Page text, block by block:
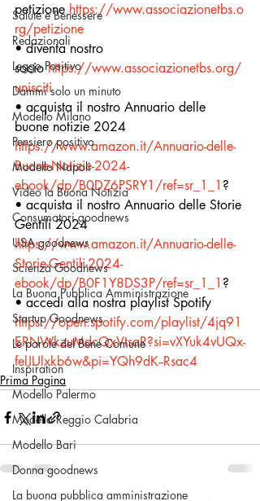
Salute e Benessere
Redazionali
Leggo Positivo
Dammi solo un minuto
Modello Milano
Pensiero positivo
Modello Napoli
Video la Buona Notizia
Consumatori goodnews
USA goodnews
Scienza Goodnews
La Buona Pubblica Amministrazione
Startup Goodnews
Le parole del Bene Comune
Inspiration
Modello Palermo
Modello Reggio Calabria
Modello Bari
Donna goodnews
La buona pubblica amministrazione
petizione https://www.associazionetbs.o
rg/petizione
• diventa nostro
socio https://www.associazionetbs.org/
unisciti
• acquista il nostro Annuario delle
buone notizie 2024
https://www.amazon.it/Annuario-delle-
Buone-Notizie-2024-
ebook/dp/B0DZ6PSRY1/ref=sr_1_1 ?
• acquista il nostro Annuario delle Storie
Gentili 2024
https://www.amazon.it/Annuario-delle-
Storie-Gentili-2024-
ebook/dp/B0F1Y8DS3P/ref=sr_1_1 ?
• accedi alla nostra playlist Spotify
https://open.spotify.com/playlist/4jq91
ERNWkzuMdcQxVtsaR?si=vXYuk4vUQx-
felJUlxkb6w&pi=YQh9dK--Rsac4
Prima Pagina